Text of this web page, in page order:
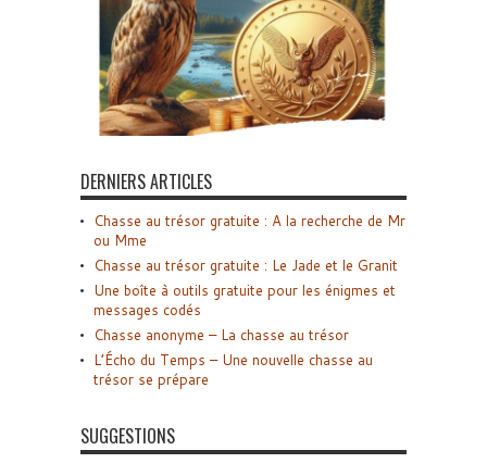
DERNIERS ARTICLES
Chasse au trésor gratuite : A la recherche de Mr
ou Mme
Chasse au trésor gratuite : Le Jade et le Granit
Une boîte à outils gratuite pour les énigmes et
messages codés
Chasse anonyme – La chasse au trésor
L’Écho du Temps – Une nouvelle chasse au
trésor se prépare
SUGGESTIONS